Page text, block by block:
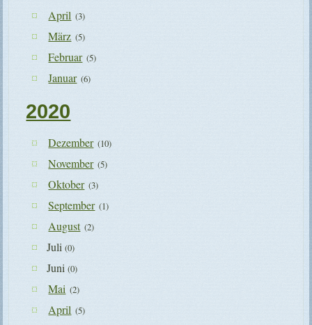
April (3)
März (5)
Februar (5)
Januar (6)
2020
Dezember (10)
November (5)
Oktober (3)
September (1)
August (2)
Juli(0)
Juni(0)
Mai (2)
April (5)